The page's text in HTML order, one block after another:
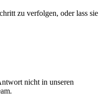
zu verfolgen, oder lass sie
nicht in unseren